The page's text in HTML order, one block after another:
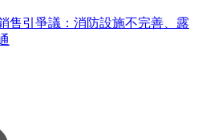
售引爭議：消防設施不完善、露